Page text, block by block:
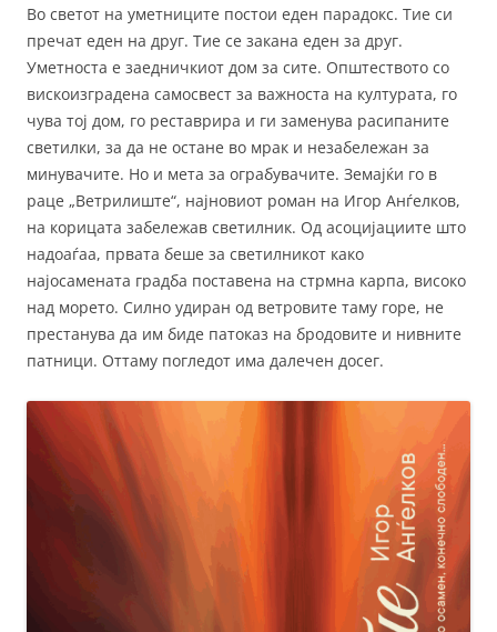
Во светот на уметниците постои еден парадокс. Тие си
пречат еден на друг. Тие се закана еден за друг.
Уметноста е заедничкиот дом за сите. Општеството со
вискоизградена самосвест за важноста на културата, го
чува тој дом, го реставрира и ги заменува расипаните
светилки, за да не остане во мрак и незабележан за
минувачите. Но и мета за ограбувачите. Земајќи го в
раце „Ветрилиште“, најновиот роман на Игор Анѓелков,
на корицата забележав светилник. Од асоцијациите што
надоаѓаа, првата беше за светилникот како
најосамената градба поставена на стрмна карпа, високо
над морето. Силно удиран од ветровите таму горе, не
престанува да им биде патоказ на бродовите и нивните
патници. Оттаму погледот има далечен досег.